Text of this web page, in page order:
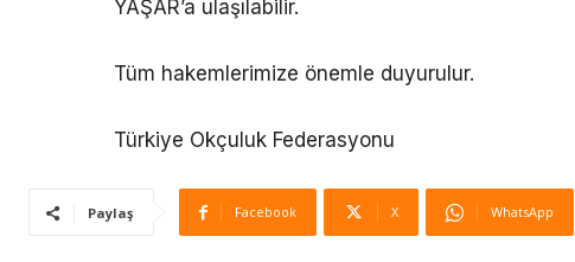
YAŞAR’a ulaşılabilir.
Tüm hakemlerimize önemle duyurulur.
Türkiye Okçuluk Federasyonu
Paylaş Facebook X WhatsApp